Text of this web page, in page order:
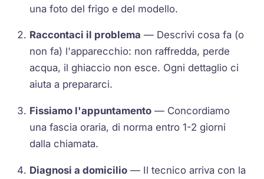
una foto del frigo e del modello.
Raccontaci il problema — Descrivi cosa fa (o
non fa) l'apparecchio: non raffredda, perde
acqua, il ghiaccio non esce. Ogni dettaglio ci
aiuta a prepararci.
Fissiamo l'appuntamento — Concordiamo
una fascia oraria, di norma entro 1-2 giorni
dalla chiamata.
Diagnosi a domicilio — Il tecnico arriva con la